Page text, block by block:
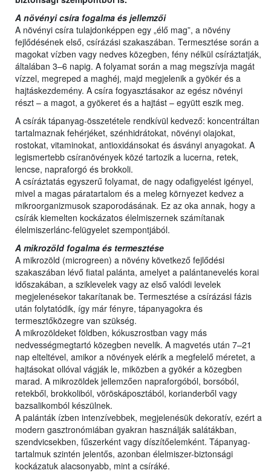
A növényi csíra fogalma és jellemzői
A növényi csíra tulajdonképpen egy „élő mag”, a növény
fejlődésének első, csírázási szakaszában. Termesztése során a
magokat vízben vagy nedves közegben, fény nélkül csíráztatják,
általában 3–6 napig. A folyamat során a mag megszívja magát
vízzel, megreped a maghéj, majd megjelenik a gyökér és a
hajtáskezdemény. A csíra fogyasztásakor az egész növényi
részt – a magot, a gyökeret és a hajtást – együtt eszik meg.
A csírák tápanyag-összetétele rendkívül kedvező: koncentráltan
tartalmaznak fehérjéket, szénhidrátokat, növényi olajokat,
rostokat, vitaminokat, antioxidánsokat és ásványi anyagokat. A
legismertebb csíranövények közé tartozik a lucerna, retek,
lencse, napraforgó és brokkoli.
A csíráztatás egyszerű folyamat, de nagy odafigyelést igényel,
mivel a magas páratartalom és a meleg környezet kedvez a
mikroorganizmusok szaporodásának. Ez az oka annak, hogy a
csírák kiemelten kockázatos élelmiszernek számítanak
élelmiszerlánc-felügyelet szempontjából.
A mikrozöld fogalma és termesztése
A mikrozöld (microgreen) a növény következő fejlődési
szakaszában lévő fiatal palánta, amelyet a palántanevelés korai
időszakában, a sziklevelek vagy az első valódi levelek
megjelenésekor takarítanak be. Termesztése a csírázási fázis
után folytatódik, így már fényre, tápanyagokra és
termesztőközegre van szükség.
A mikrozöldeket földben, kókuszrostban vagy más
nedvességmegtartó közegben nevelik. A magvetés után 7–21
nap elteltével, amikor a növények elérik a megfelelő méretet, a
hajtásokat ollóval vágják le, miközben a gyökér a közegben
marad. A mikrozöldek jellemzően napraforgóból, borsóból,
retekből, brokkoliból, vöröskáposztából, korianderből vagy
bazsalikomból készülnek.
A palánták ízben intenzívebbek, megjelenésük dekoratív, ezért a
modern gasztronómiában gyakran használják salátákban,
szendvicsekben, fűszerként vagy díszítőelemként. Tápanyag-
tartalmuk szintén jelentős, azonban élelmiszer-biztonsági
kockázatuk alacsonyabb, mint a csíráké.